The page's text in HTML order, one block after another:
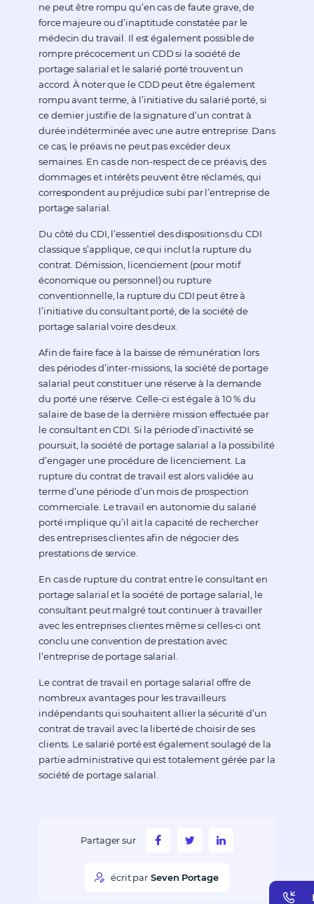
ne peut être rompu qu’en cas de faute grave, de
force majeure ou d’inaptitude constatée par le
médecin du travail. Il est également possible de
rompre précocement un CDD si la société de
portage salarial et le salarié porté trouvent un
accord. À noter que le CDD peut être également
rompu avant terme, à l’initiative du salarié porté, si
ce dernier justifie de la signature d’un contrat à
durée indéterminée avec une autre entreprise. Dans
ce cas, le préavis ne peut pas excéder deux
semaines. En cas de non-respect de ce préavis, des
dommages et intérêts peuvent être réclamés, qui
correspondent au préjudice subi par l’entreprise de
portage salarial.
Du côté du CDI, l’essentiel des dispositions du CDI
classique s’applique, ce qui inclut la rupture du
contrat. Démission, licenciement (pour motif
économique ou personnel) ou rupture
conventionnelle, la rupture du CDI peut être à
l’initiative du consultant porté, de la société de
portage salarial voire des deux.
Afin de faire face à la baisse de rémunération lors
des périodes d’inter-missions, la société de portage
salarial peut constituer une réserve à la demande
du porté une réserve. Celle-ci est égale à 10 % du
salaire de base de la dernière mission effectuée par
le consultant en CDI. Si la période d’inactivité se
poursuit, la société de portage salarial a la possibilité
d’engager une procédure de licenciement. La
rupture du contrat de travail est alors validée au
terme d’une période d’un mois de prospection
commerciale. Le travail en autonomie du salarié
porté implique qu’il ait la capacité de rechercher
des entreprises clientes afin de négocier des
prestations de service.
En cas de rupture du contrat entre le consultant en
portage salarial et la société de portage salarial, le
consultant peut malgré tout continuer à travailler
avec les entreprises clientes même si celles-ci ont
conclu une convention de prestation avec
l’entreprise de portage salarial.
Le contrat de travail en portage salarial offre de
nombreux avantages pour les travailleurs
indépendants qui souhaitent allier la sécurité d’un
contrat de travail avec la liberté de choisir de ses
clients. Le salarié porté est également soulagé de la
partie administrative qui est totalement gérée par la
société de portage salarial.
Partager sur
écrit par Seven Portage